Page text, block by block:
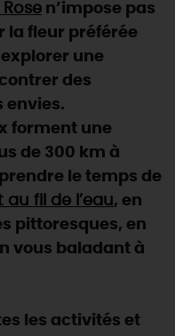
n’impose pas
la fleur préférée
une
des
envies.
forment une
de 300 km à
le temps de
au fil de l’eau, en
pittoresques, en
vous baladant à
les activités et